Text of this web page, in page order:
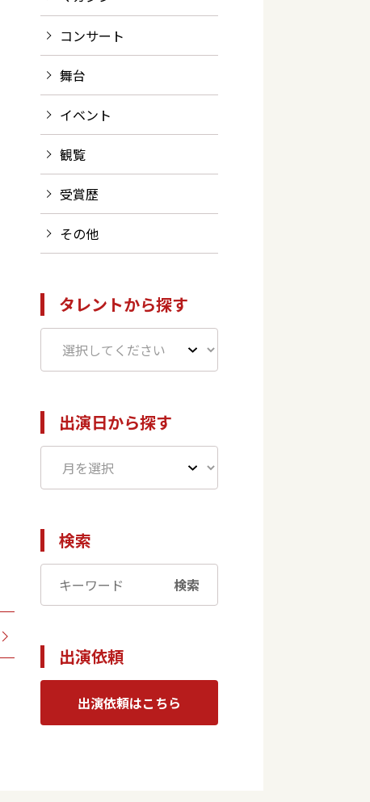
コンサート
舞台
イベント
観覧
受賞歴
その他
タレントから探す
出演日から探す
検索
検索
出演依頼
出演依頼はこちら